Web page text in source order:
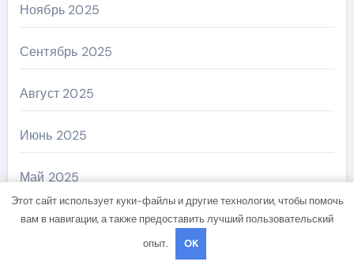
Ноябрь 2025
Сентябрь 2025
Август 2025
Июнь 2025
Май 2025
Апрель 2025
Этот сайт использует куки-файлы и другие технологии, чтобы помочь
вам в навигации, а также предоставить лучший пользовательский
опыт.
OK